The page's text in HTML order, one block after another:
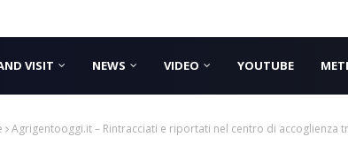
VISIT NEWS VIDEO YOUTUBE
Agrigentooggi.it – Rintracciati e riportati nel centro di accoglienza